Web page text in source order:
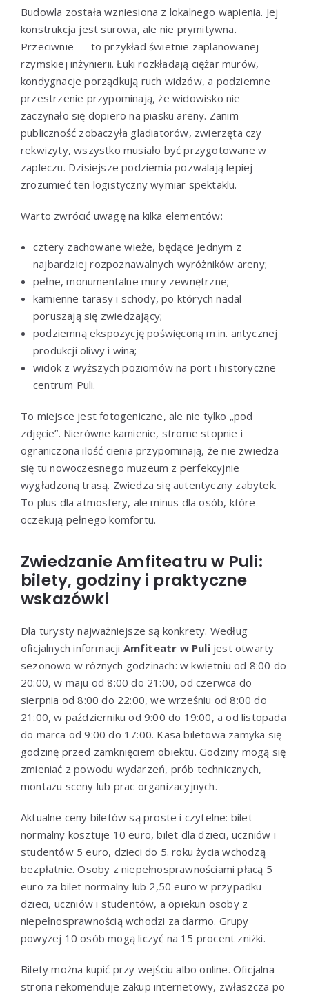
Budowla została wzniesiona z lokalnego wapienia. Jej
konstrukcja jest surowa, ale nie prymitywna.
Przeciwnie — to przykład świetnie zaplanowanej
rzymskiej inżynierii. Łuki rozkładają ciężar murów,
kondygnacje porządkują ruch widzów, a podziemne
przestrzenie przypominają, że widowisko nie
zaczynało się dopiero na piasku areny. Zanim
publiczność zobaczyła gladiatorów, zwierzęta czy
rekwizyty, wszystko musiało być przygotowane w
zapleczu. Dzisiejsze podziemia pozwalają lepiej
zrozumieć ten logistyczny wymiar spektaklu.
Warto zwrócić uwagę na kilka elementów:
cztery zachowane wieże, będące jednym z
najbardziej rozpoznawalnych wyróżników areny;
pełne, monumentalne mury zewnętrzne;
kamienne tarasy i schody, po których nadal
poruszają się zwiedzający;
podziemną ekspozycję poświęconą m.in. antycznej
produkcji oliwy i wina;
widok z wyższych poziomów na port i historyczne
centrum Puli.
To miejsce jest fotogeniczne, ale nie tylko „pod
zdjęcie”. Nierówne kamienie, strome stopnie i
ograniczona ilość cienia przypominają, że nie zwiedza
się tu nowoczesnego muzeum z perfekcyjnie
wygładzoną trasą. Zwiedza się autentyczny zabytek.
To plus dla atmosfery, ale minus dla osób, które
oczekują pełnego komfortu.
Zwiedzanie Amfiteatru w Puli:
bilety, godziny i praktyczne
wskazówki
Dla turysty najważniejsze są konkrety. Według
oficjalnych informacji Amfiteatr w Pulijest otwarty
sezonowo w różnych godzinach: w kwietniu od 8:00 do
20:00, w maju od 8:00 do 21:00, od czerwca do
sierpnia od 8:00 do 22:00, we wrześniu od 8:00 do
21:00, w październiku od 9:00 do 19:00, a od listopada
do marca od 9:00 do 17:00. Kasa biletowa zamyka się
godzinę przed zamknięciem obiektu. Godziny mogą się
zmieniać z powodu wydarzeń, prób technicznych,
montażu sceny lub prac organizacyjnych.
Aktualne ceny biletów są proste i czytelne: bilet
normalny kosztuje 10 euro, bilet dla dzieci, uczniów i
studentów 5 euro, dzieci do 5. roku życia wchodzą
bezpłatnie. Osoby z niepełnosprawnościami płacą 5
euro za bilet normalny lub 2,50 euro w przypadku
dzieci, uczniów i studentów, a opiekun osoby z
niepełnosprawnością wchodzi za darmo. Grupy
powyżej 10 osób mogą liczyć na 15 procent zniżki.
Bilety można kupić przy wejściu albo online. Oficjalna
strona rekomenduje zakup internetowy, zwłaszcza po